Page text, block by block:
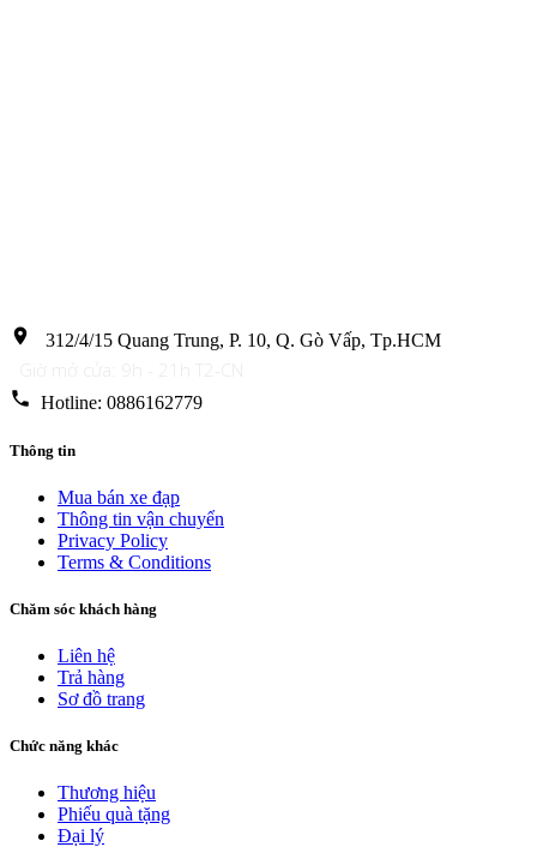
location_on 312/4/15 Quang Trung, P. 10, Q. Gò Vấp, Tp.HCM
phone Hotline: 0886162779
Thông tin
Mua bán xe đạp
Thông tin vận chuyển
Privacy Policy
Terms & Conditions
Chăm sóc khách hàng
Liên hệ
Trả hàng
Sơ đồ trang
Chức năng khác
Thương hiệu
Phiếu quà tặng
Đại lý